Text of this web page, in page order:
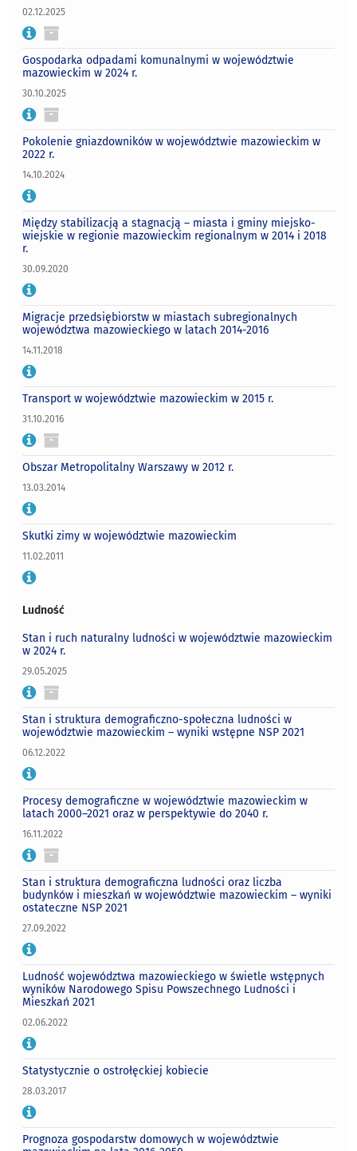
02.12.2025
Gospodarka odpadami komunalnymi w województwie
mazowieckim w 2024 r.
30.10.2025
Pokolenie gniazdowników w województwie mazowieckim w
2022 r.
14.10.2024
Między stabilizacją a stagnacją – miasta i gminy miejsko-
wiejskie w regionie mazowieckim regionalnym w 2014 i 2018
r.
30.09.2020
Migracje przedsiębiorstw w miastach subregionalnych
województwa mazowieckiego w latach 2014-2016
14.11.2018
Transport w województwie mazowieckim w 2015 r.
31.10.2016
Obszar Metropolitalny Warszawy w 2012 r.
13.03.2014
Skutki zimy w województwie mazowieckim
11.02.2011
Ludność
Stan i ruch naturalny ludności w województwie mazowieckim
w 2024 r.
29.05.2025
Stan i struktura demograficzno-społeczna ludności w
województwie mazowieckim – wyniki wstępne NSP 2021
06.12.2022
Procesy demograficzne w województwie mazowieckim w
latach 2000–2021 oraz w perspektywie do 2040 r.
16.11.2022
Stan i struktura demograficzna ludności oraz liczba
budynków i mieszkań w województwie mazowieckim – wyniki
ostateczne NSP 2021
27.09.2022
Ludność województwa mazowieckiego w świetle wstępnych
wyników Narodowego Spisu Powszechnego Ludności i
Mieszkań 2021
02.06.2022
Statystycznie o ostrołęckiej kobiecie
28.03.2017
Prognoza gospodarstw domowych w województwie